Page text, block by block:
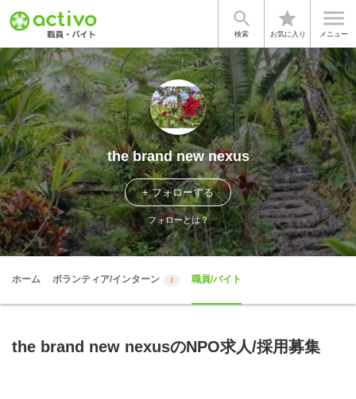

検索
star
お気に入り

メニュー
the brand new nexus
+ フォローする
フォローとは？
ホーム ボランティア/インターン 2 職員/バイト
the brand new nexusのNPO求人/採用募集